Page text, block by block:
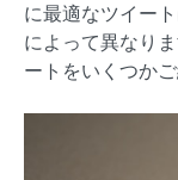
に最適なツイー
によって異なり
ートをいくつか